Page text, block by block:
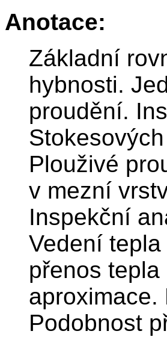
Anotace:
Základní
hybnosti.
proudění.
Plouživé
v mezní
Inspekční
Vedení
přenos
aproximace.
Podobnost